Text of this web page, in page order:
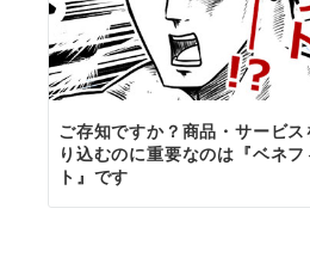
ご存知ですか？商品・サービス
り込むのに重要なのは『ベネフ
ト』です